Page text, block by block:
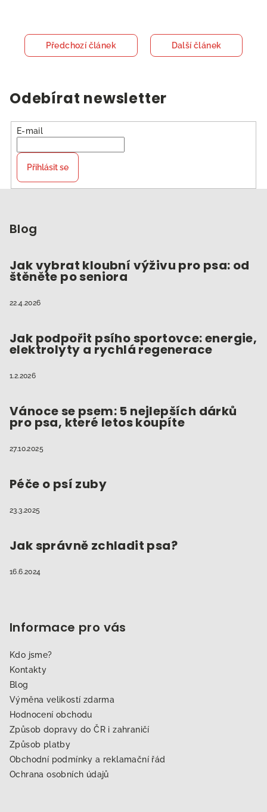
Předchozí článek Další článek
Odebírat newsletter
E-mail
Přihlásit se
Blog
Jak vybrat kloubní výživu pro psa: od
štěněte po seniora
22.4.2026
Jak podpořit psího sportovce: energie,
elektrolyty a rychlá regenerace
1.2.2026
Vánoce se psem: 5 nejlepších dárků
pro psa, které letos koupíte
27.10.2025
Péče o psí zuby
23.3.2025
Jak správně zchladit psa?
16.6.2024
Informace pro vás
Kdo jsme?
Kontakty
Blog
Výměna velikostí zdarma
Hodnocení obchodu
Způsob dopravy do ČR i zahraničí
Způsob platby
Obchodní podmínky a reklamační řád
Ochrana osobních údajů